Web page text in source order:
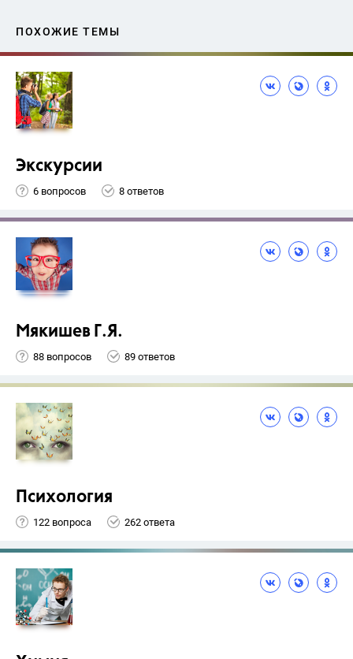
ПОХОЖИЕ ТЕМЫ
Экскурсии
6 вопросов 8 ответов
Мякишев Г.Я.
88 вопросов 89 ответов
Психология
122 вопроса 262 ответа